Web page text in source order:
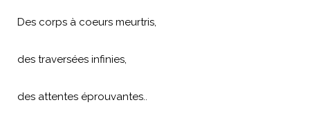
Des corps à coeurs meurtris,
des traversées infinies,
des attentes éprouvantes..